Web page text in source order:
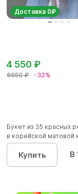
Доставка 0₽
6650 ₽ -32%
4 550 ₽
Букет из 35 красных
в корейской матовой
Купить В